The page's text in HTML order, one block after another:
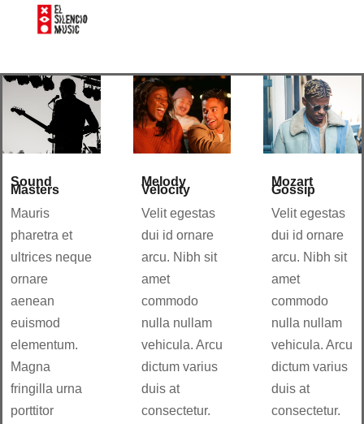
Sound
Masters
Mauris
pharetra et
ultrices neque
ornare
aenean
euismod
elementum.
Magna
fringilla urna
porttitor
Melody
Velocity
Velit egestas
dui id ornare
arcu. Nibh sit
amet
commodo
nulla nullam
vehicula. Arcu
dictum varius
duis at
consectetur.
Mozart
Gossip
Velit egestas
dui id ornare
arcu. Nibh sit
amet
commodo
nulla nullam
vehicula. Arcu
dictum varius
duis at
consectetur.